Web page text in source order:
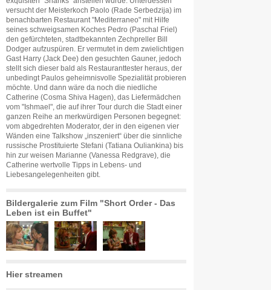
versucht der Meisterkoch Paolo (Rade Serbedzija) im
benachbarten Restaurant "Mediterraneo" mit Hilfe
seines schweigsamen Koches Pedro (Paschal Friel)
den gefürchteten, stadtbekannten Zechpreller Bill
Dodger aufzuspüren. Er vermutet in dem zwielichtigen
Gast Harry (Jack Dee) den gesuchten Gauner, jedoch
stellt sich dieser bald als Restauranttester heraus, der
unbedingt Paulos geheimnisvolle Spezialität probieren
möchte. Und dann wäre da noch die niedliche
Catherine (Cosma Shiva Hagen), das Liefermädchen
vom "Ishmael", die auf ihrer Tour durch die Stadt einer
ganzen Reihe an merkwürdigen Personen begegnet:
vom abgedrehten Moderator, der in den eigenen vier
Wänden eine Talkshow „inszeniert“ über die sinnliche
russische Prostituierte Stefani (Tatiana Ouliankina) bis
hin zur weisen Marianne (Vanessa Redgrave), die
Catherine wertvolle Tipps in Lebens- und
Liebesangelegenheiten gibt.
Bildergalerie zum Film "Short Order - Das
Leben ist ein Buffet"
Hier streamen